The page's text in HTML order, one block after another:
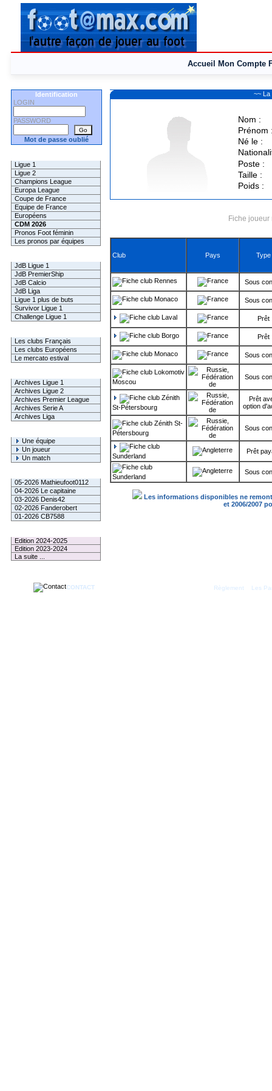
Accueil Mon Compte
Identification
LOGIN
PASSWORD
Mot de passe oublié
Ligue 1
Ligue 2
Champions League
Europa League
Coupe de France
Equipe de France
Européens
CDM 2026
Pronos Foot féminin
Les pronos par équipes
JdB Ligue 1
JdB PremierShip
JdB Calcio
JdB Liga
Ligue 1 plus de buts
Survivor Ligue 1
Challenge Ligue 1
Les clubs Français
Les clubs Européens
Le mercato estival
Archives Ligue 1
Archives Ligue 2
Archives Premier League
Archives Serie A
Archives Liga
Une équipe
Un joueur
Un match
05-2026 Mathieufoot0112
04-2026 Le capitaine
03-2026 Denis42
02-2026 Fanderobert
01-2026 CB7588
Edition 2024-2025
Edition 2023-2024
La suite ...
~~ La
Nom :
Prénom
Né le :
Poste :
Taille :
Poids :
Fiche
Club Pays Type
Rennes Sous
Monaco Sous
Laval Prêt
Borgo Prêt
Monaco Sous
Lokomotiv
Moscou
Sous
Zénith
St-Pétersbourg
Prêt
option
Zénith St-
Pétersbourg
Sous
Sunderland
Prêt
Sunderland
Sous
Les informations disponibles ne
et 2006/2007
CONTACT Règlement Les